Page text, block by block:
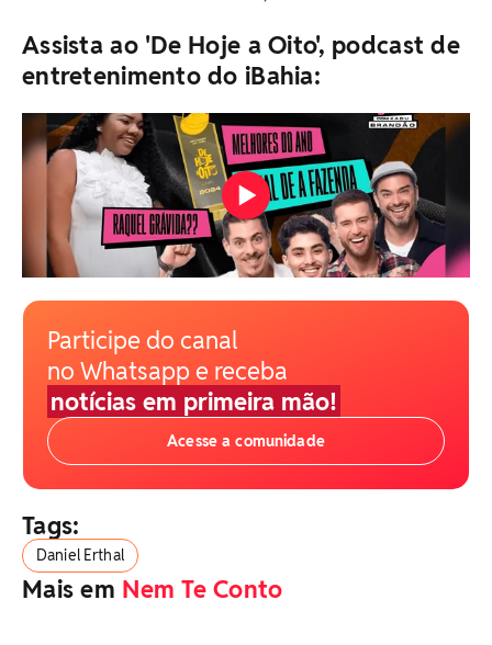
Assista ao 'De Hoje a Oito', podcast de
entretenimento do iBahia:
Participe do canal
no Whatsapp e receba
notícias em primeira mão!
Acesse a comunidade
Tags:
Daniel Erthal
Mais em Nem Te Conto